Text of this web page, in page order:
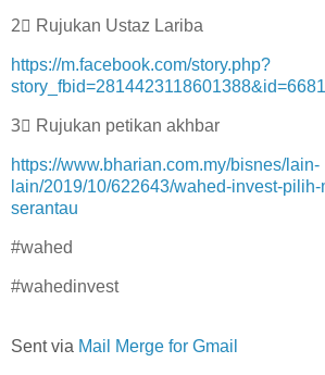
2⃣ Rujukan Ustaz Lariba
https://m.facebook.com/story.php?
3⃣ Rujukan petikan akhbar
https://www.bharian.com.my/bisnes/lain-
lain/2019/10/622643/wahed-invest-
serantau
#wahed
#wahedinvest
Sent via Mail Merge for Gmail